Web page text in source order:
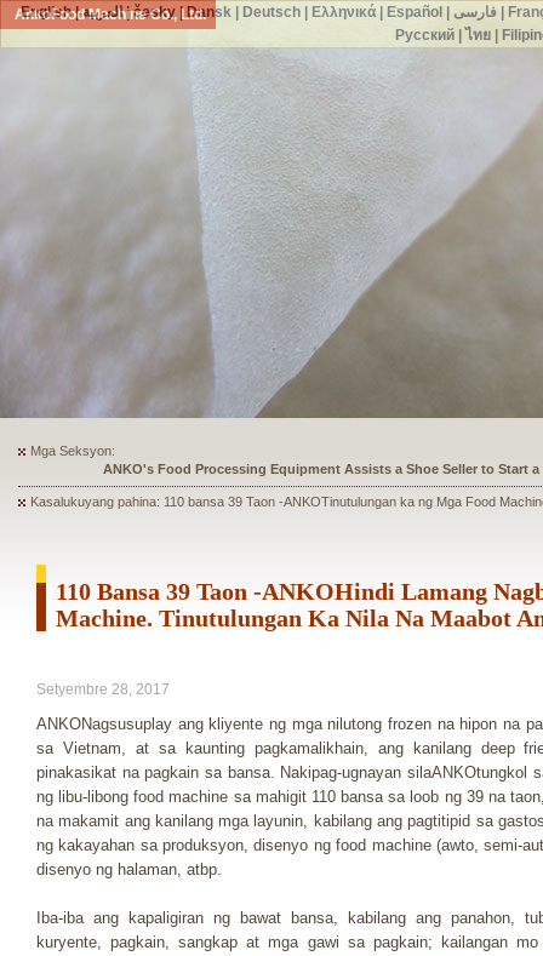
AnkoFood Machine Co., Ltd.
Mga Seksyon:
ANKO's Food Processing Equipment Assists a Shoe Seller to Start
Kasalukuyang pahina: 110 bansa 39 Taon -ANKOTinutulungan ka ng Mga Food
110 Bansa 39 Taon -ANKOHindi Lamang
Machine. Tinutulungan Ka Nila Na Maabot
Setyembre 28, 2017
ANKONagsusuplay ang kliyente ng mga nilutong frozen na hipon na
sa Vietnam, at sa kaunting pagkamalikhain, ang kanilang deep
pinakasikat na pagkain sa bansa. Nakipag-ugnayan silaANKOtungkol
ng libu-libong food machine sa mahigit 110 bansa sa loob ng 39 na
na makamit ang kanilang mga layunin, kabilang ang pagtitipid sa
ng kakayahan sa produksyon, disenyo ng food machine (awto, semi-
disenyo ng halaman, atbp.
Iba-iba ang kapaligiran ng bawat bansa, kabilang ang panahon,
kuryente, pagkain, sangkap at mga gawi sa pagkain; kailangan
English|العربية|česky| Dansk| Deutsch| Ελληνικά| Español فارسی|
Русский| ไทย|